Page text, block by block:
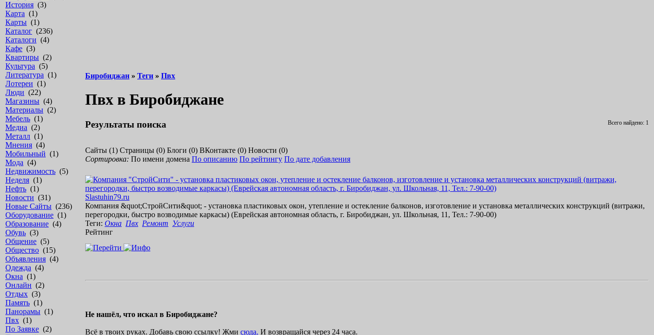
История (3)
Карта (1)
Карты (1)
Каталог (236)
Каталоги (4)
Кафе (3)
Квартиры (2)
Культура (5)
Литература (1)
Лотереи (1)
Люди (22)
Магазины (4)
Материалы (2)
Мебель (1)
Медиа (2)
Металл (1)
Мнения (4)
Мобильный (1)
Мода (4)
Недвижимость (5)
Неделя (1)
Нефть (1)
Новости (31)
Новые Сайты (236)
Оборудование (1)
Образование (4)
Обувь (3)
Общение (5)
Общество (15)
Объявления (4)
Одежда (4)
Окна (1)
Онлайн (2)
Отдых (3)
Память (1)
Панорамы (1)
Пвх (1)
По Заявке (2)
Биробиджан » Теги » Пвх
Пвх в Биробиджане
Всего найдено: 1
Результаты поиска
Сайты (1) Страницы (0) Блоги (0) ВКонтакте (0) Новости (0)
Сортировка: По имени домена По описанию По рейтингу По дате добавления
Slastuhin79.ru
Компания &quot;СтройСити&quot; - установка пластиковых окон, утепление и остекление балконов, изготовление и установка металлических конструкций (витражи,
перегородки, быстро возводимые каркасы) (Еврейская автономная область, г. Биробиджан, ул. Школьная, 11 , Тел.: 7-90-00)
Теги: Окна Пвх Ремонт Услуги
Рейтинг
Не нашёл, что искал в Биробиджане?
Всё в твоих руках. Добавь свою ссылку! Жми сюда. И возвращайся через 24 часа.